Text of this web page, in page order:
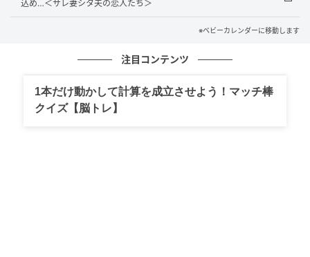
実に、私の知らないところで何度も会っていたといい
家づくりを支えてくれた相手だと信頼していたからこ
そ、夫の口から直接それを聞いたときは、頭が真っ白
込め…＜サレ妻シタ夫の恋人たち＞
※ベビーカレンダーに移動します
注目コンテンツ
1本だけ動かして計算を成立させよう！マッチ棒
クイズ【脳トレ】